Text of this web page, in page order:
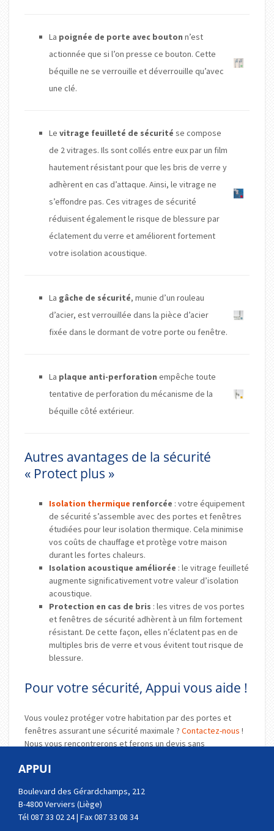
La poignée de porte avec bouton n’est
actionnée que si l’on presse ce bouton. Cette
béquille ne se verrouille et déverrouille qu’avec
une clé.
Le vitrage feuilleté de sécurité se compose
de 2 vitrages. Ils sont collés entre eux par un film
hautement résistant pour que les bris de verre y
adhèrent en cas d’attaque. Ainsi, le vitrage ne
s’effondre pas. Ces vitrages de sécurité
réduisent également le risque de blessure par
éclatement du verre et améliorent fortement
votre isolation acoustique.
La gâche de sécurité, munie d’un rouleau
d’acier, est verrouillée dans la pièce d’acier
fixée dans le dormant de votre porte ou fenêtre.
La plaque anti-perforation empêche toute
tentative de perforation du mécanisme de la
béquille côté extérieur.
Autres avantages de la sécurité
« Protect plus »
Isolation thermique renforcée : votre équipement
de sécurité s’assemble avec des portes et fenêtres
étudiées pour leur isolation thermique. Cela minimise
vos coûts de chauffage et protège votre maison
durant les fortes chaleurs.
Isolation acoustique améliorée : le vitrage feuilleté
augmente significativement votre valeur d’isolation
acoustique.
Protection en cas de bris : les vitres de vos portes
et fenêtres de sécurité adhèrent à un film fortement
résistant. De cette façon, elles n’éclatent pas en de
multiples bris de verre et vous évitent tout risque de
blessure.
Pour votre sécurité, Appui vous aide !
Vous voulez protéger votre habitation par des portes et
fenêtres assurant une sécurité maximale ? Contactez-nous !
Nous vous rencontrerons et ferons un devis sans
Autres techniques...
APPUI
Boulevard des Gérardchamps, 212
B-4800 Verviers (Liège)
Tél 087 33 02 24 | Fax 087 33 08 34